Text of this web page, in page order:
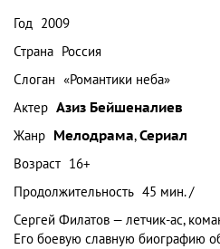
Год 2009
Страна Россия
Слоган «Романтики неба»
Актер Азиз Бейшеналиев
Жанр Мелодрама,Сериал
Возраст 16+
Продолжительность 45 мин. /
Сергей Филатов — летчик-ас,
Его боевую славную биографию